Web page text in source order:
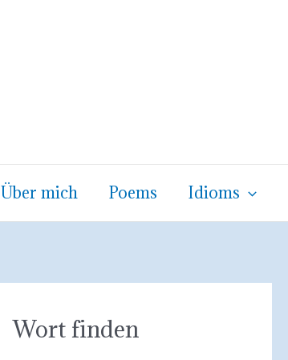
Über mich Poems Idioms
Wort finden